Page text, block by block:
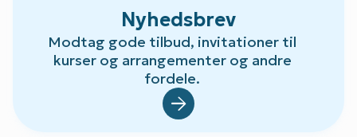
Nyhedsbrev
Modtag gode tilbud, invitationer til
kurser og arrangementer og andre
fordele.
Default.aspx?Id=23